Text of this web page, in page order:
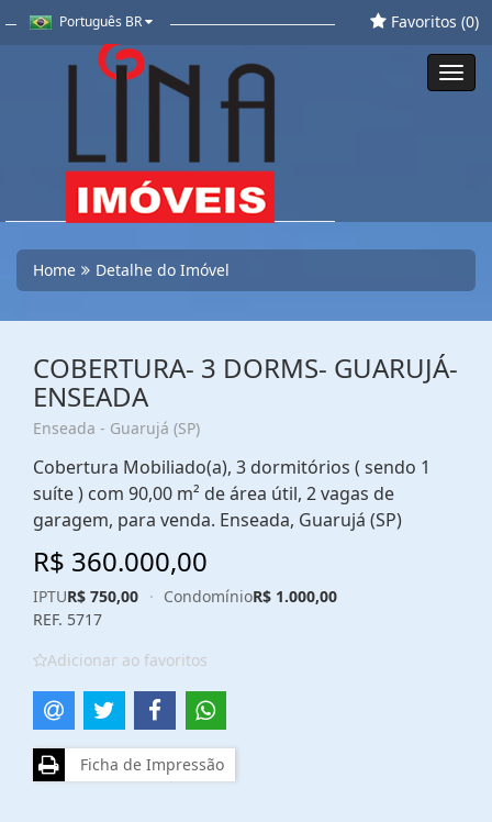
Português BR Favoritos (0)
Home Detalhe do Imóvel
COBERTURA- 3 DORMS- GUARUJÁ-
ENSEADA
Enseada - Guarujá (SP)
Cobertura Mobiliado(a), 3 dormitórios ( sendo 1
suíte ) com 90,00 m² de área útil, 2 vagas de
garagem, para venda. Enseada, Guarujá (SP)
R$ 360.000,00
IPTUR$ 750,00 · CondomínioR$ 1.000,00
REF. 5717
Adicionar ao favoritos
Ficha de Impressão